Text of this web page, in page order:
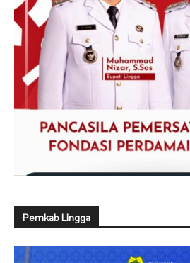
Pemkab Lingga